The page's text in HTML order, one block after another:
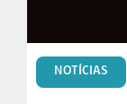
NOTÍCIAS